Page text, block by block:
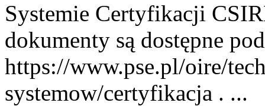
Systemie Certyfikacji
dokumenty są dostępne
https://www.pse.pl/oire/
systemow/certyfikacja . ...